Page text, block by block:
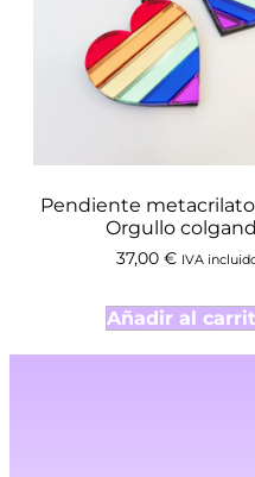
Pendiente metacrilato
Orgullo
37,00 € IVA
Añadir al